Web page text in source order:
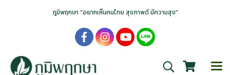
ภูมิพฤกษา "อยากเห็นคนไทย สุขภาพดี มีความสุข"